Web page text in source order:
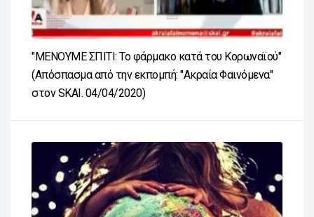
"ΜΕΝΟΥΜΕ ΣΠΙΤΙ: Το φάρμακο κατά του Κορωναϊού"
(Απόσπασμα από την εκπομπή: "Ακραία Φαινόμενα"
στον SKAI. 04/04/2020)